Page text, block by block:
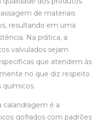
de materiais
resultando em uma
Na prática, a
valvulados sejam
que atendem às
no que diz respeito
calandragem é a
gofrados com padrões